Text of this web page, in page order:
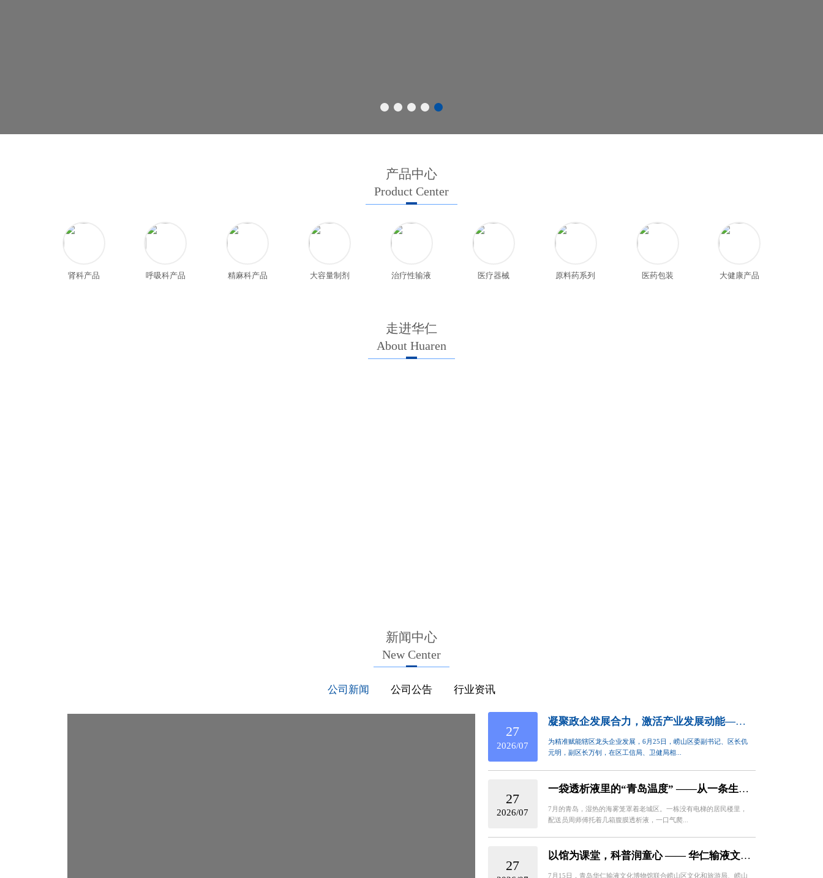
产品中心
Product Center
肾科产品 呼吸科产品 精麻科产品 大容量制剂 治疗性输液 医疗器械 原料药系列 医药包装 大健康产品
走进华仁
About Huaren
新闻中心
New Center
公司新闻 公司公告 行业资讯
27
2026/07
凝聚政企发展合力，激活产业发展动能——崂山区区长仉元明莅临华仁药业调研指导
为精准赋能辖区龙头企业发展，6月25日，崂山区委副书记、区长仉
元明，副区长万钊，在区工信局、卫健局相...
27
2026/07
一袋透析液里的“青岛温度” ——从一条生产线到一座城，华仁药业的民生担当
7月的青岛，湿热的海雾笼罩着老城区。一栋没有电梯的居民楼里，
配送员周师傅托着几箱腹膜透析液，一口气爬...
27
以馆为课堂，科普润童心 —— 华仁输液文化博物馆迎来崂山区文旅局、中韩街道小学生研学团
7月15日，青岛华仁输液文化博物馆联合崂山区文化和旅游局、崂山